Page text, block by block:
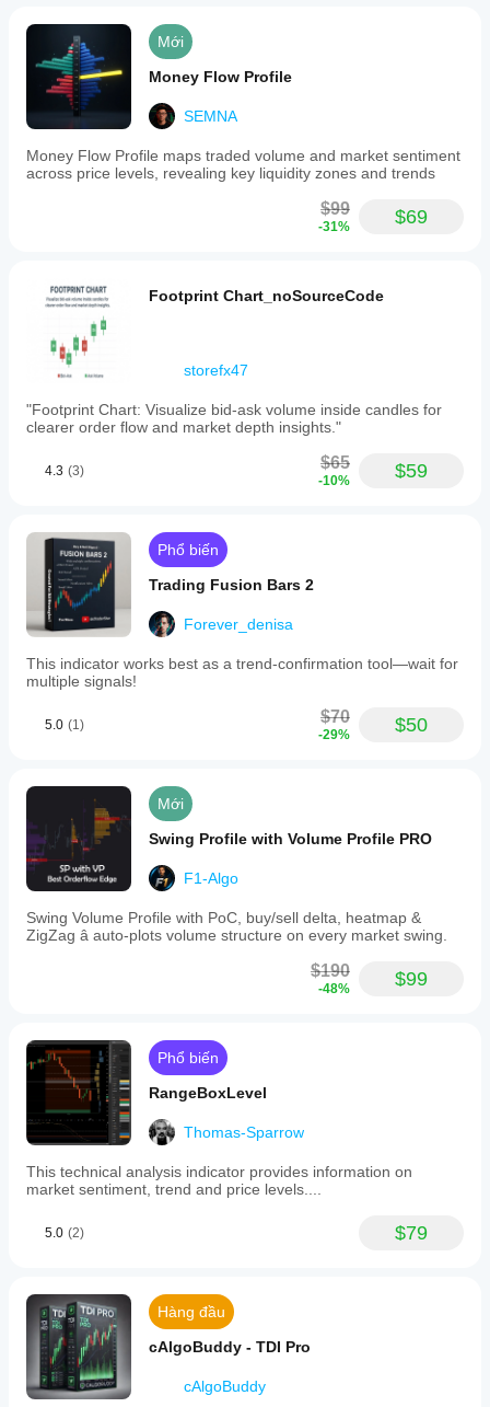
Mới
Money Flow Profile
SEMNA
Money Flow Profile maps traded volume and market sentiment
across price levels, revealing key liquidity zones and trends
$99
-31% $69
Footprint Chart_noSourceCode
storefx47
"Footprint Chart: Visualize bid-ask volume inside candles for
clearer order flow and market depth insights."
4.3 (3) $65
-10% $59
Phổ biến
Trading Fusion Bars 2
Forever_denisa
This indicator works best as a trend-confirmation tool—wait for
multiple signals!
5.0 (1) $70
-29% $50
Mới
Swing Profile with Volume Profile PRO
F1-Algo
Swing Volume Profile with PoC, buy/sell delta, heatmap &
ZigZag â auto-plots volume structure on every market swing.
$190
-48% $99
Phổ biến
RangeBoxLevel
Thomas-Sparrow
This technical analysis indicator provides information on
market sentiment, trend and price levels....
5.0 (2) $79
Hàng đầu
cAlgoBuddy - TDI Pro
cAlgoBuddy